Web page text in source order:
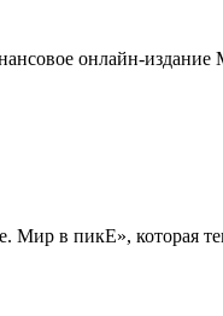
онлайн-
в пикЕ», которая